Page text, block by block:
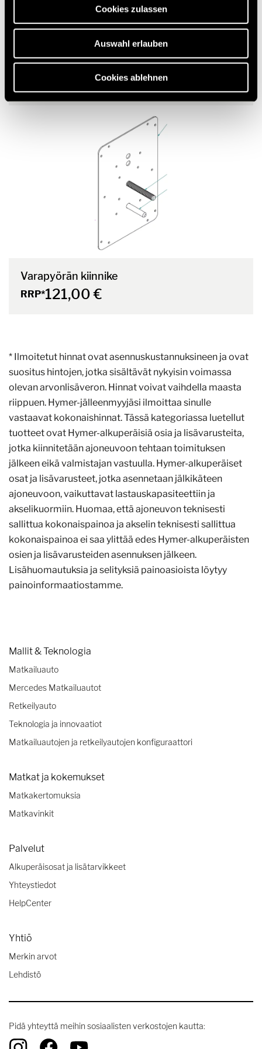
Cookies zulassen
Auswahl erlauben
Cookies ablehnen
RRP*57,00 €
Varapyörän kiinnike
RRP*121,00 €
* Ilmoitetut hinnat ovat asennuskustannuksineen ja ovat
suositus hintojen, jotka sisältävät nykyisin voimassa
olevan arvonlisäveron. Hinnat voivat vaihdella maasta
riippuen. Hymer-jälleenmyyjäsi ilmoittaa sinulle
vastaavat kokonaishinnat. Tässä kategoriassa luetellut
tuotteet ovat Hymer-alkuperäisiä osia ja lisävarusteita,
jotka kiinnitetään ajoneuvoon tehtaan toimituksen
jälkeen eikä valmistajan vastuulla. Hymer-alkuperäiset
osat ja lisävarusteet, jotka asennetaan jälkikäteen
ajoneuvoon, vaikuttavat lastauskapasiteettiin ja
akselikuormiin. Huomaa, että ajoneuvon teknisesti
sallittua kokonaispainoa ja akselin teknisesti sallittua
kokonaispainoa ei saa ylittää edes Hymer-alkuperäisten
osien ja lisävarusteiden asennuksen jälkeen.
Lisähuomautuksia ja selityksiä painoasioista löytyy
painoinformaatiostamme.
Mallit & Teknologia
Matkailuauto
Mercedes Matkailuautot
Retkeilyauto
Teknologia ja innovaatiot
Matkailuautojen ja retkeilyautojen konfiguraattori
Matkat ja kokemukset
Matkakertomuksia
Matkavinkit
Palvelut
Alkuperäisosat ja lisätarvikkeet
Yhteystiedot
HelpCenter
Yhtiö
Merkin arvot
Lehdistö
Pidä yhteyttä meihin sosiaalisten verkostojen kautta: